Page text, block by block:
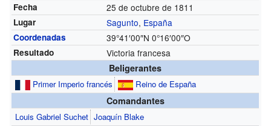
Fecha 25 de octubre de 1811
Lugar Sagunto, España
Coordenadas 39°41′00″N 0°16′00″O
Resultado
Victoria francesa
Beligerantes
Primer Imperio francés Reino de España
Comandantes
Louis Gabriel Suchet Joaquín Blake